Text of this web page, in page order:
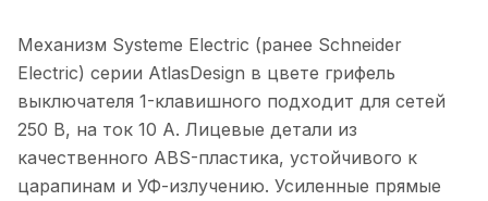
Механизм Systeme Electric (ранее Schneider
Electric) серии AtlasDesign в цвете грифель
выключателя 1-клавишного подходит для сетей
250 В, на ток 10 А. Лицевые детали из
качественного ABS-пластика, устойчивого к
царапинам и УФ-излучению. Усиленные прямые